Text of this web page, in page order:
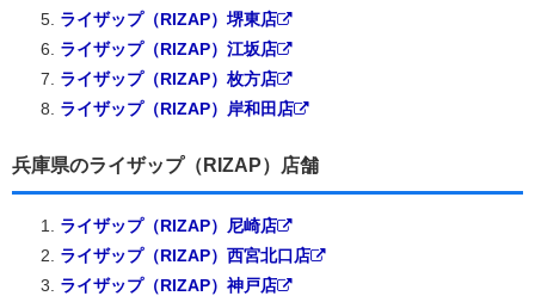
ライザップ（RIZAP）堺東店
ライザップ（RIZAP）江坂店
ライザップ（RIZAP）枚方店
ライザップ（RIZAP）岸和田店
兵庫県のライザップ（RIZAP）店舗
ライザップ（RIZAP）尼崎店
ライザップ（RIZAP）西宮北口店
ライザップ（RIZAP）神戸店